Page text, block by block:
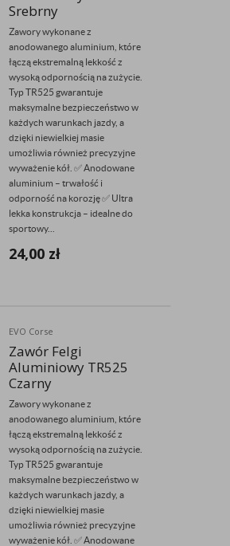
Srebrny
Zawory wykonane z
anodowanego aluminium, które
łączą ekstremalną lekkość z
wysoką odpornością na zużycie.
Typ TR525 gwarantuje
maksymalne bezpieczeństwo w
każdych warunkach jazdy, a
dzięki niewielkiej masie
umożliwia również precyzyjne
wyważenie kół. ✅ Anodowane
aluminium – trwałość i
odporność na korozję ✅ Ultra
lekka konstrukcja – idealne do
sportowy...
24,00 zł
EVO Corse
Zawór Felgi
Aluminiowy TR525
Czarny
Zawory wykonane z
anodowanego aluminium, które
łączą ekstremalną lekkość z
wysoką odpornością na zużycie.
Typ TR525 gwarantuje
maksymalne bezpieczeństwo w
każdych warunkach jazdy, a
dzięki niewielkiej masie
umożliwia również precyzyjne
wyważenie kół. ✅ Anodowane